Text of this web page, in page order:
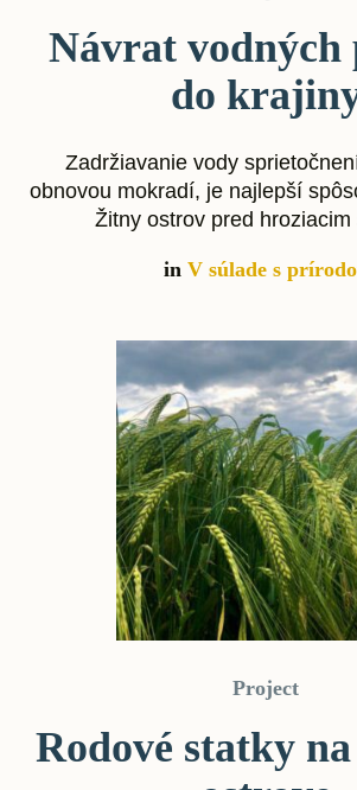
Návrat vodných
do
Zadržiavanie vody
obnovou mokradí, je najlepší
Žitny ostrov pred hroziacim
in V súlade s
Project
Rodové statky